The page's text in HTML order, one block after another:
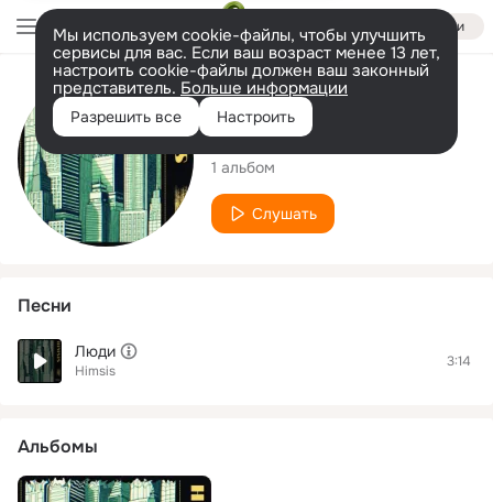
Войти
Мы используем cookie-файлы, чтобы улучшить
сервисы для вас. Если ваш возраст менее 13 лет,
настроить cookie-файлы должен ваш законный
представитель. Больше информации
Разрешить все Настроить
Исполнитель
Himsis
1 альбом
Слушать
Песни
Люди
Himsis
3:14
Альбомы